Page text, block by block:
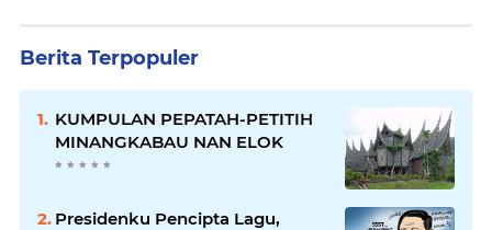
Berita Terpopuler
KUMPULAN PEPATAH-PETITIH
MINANGKABAU NAN ELOK
Presidenku Pencipta Lagu,